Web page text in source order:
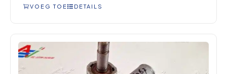
VOEG TOE DETAILS